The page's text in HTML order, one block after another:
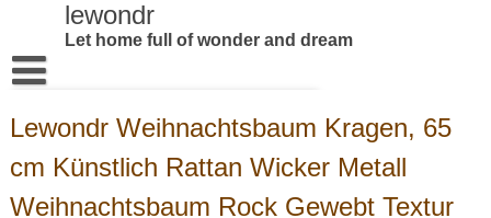
lewondr
Let home full of wonder and dream
About US
Lewondr Weihnachtsbaum Kragen, 65
cm Künstlich Rattan Wicker Metall
Weihnachtsbaum Rock Gewebt Textur